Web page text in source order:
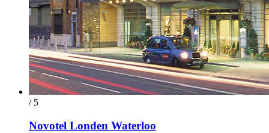
/ 5
Novotel Londen Waterloo